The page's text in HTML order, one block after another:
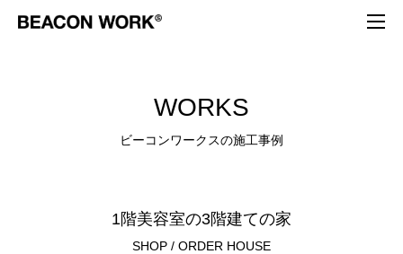
WORKS
ビーコ ンワーク スの施工事例
1階美容室の3階建ての家
SHOP / ORDER HOUSE